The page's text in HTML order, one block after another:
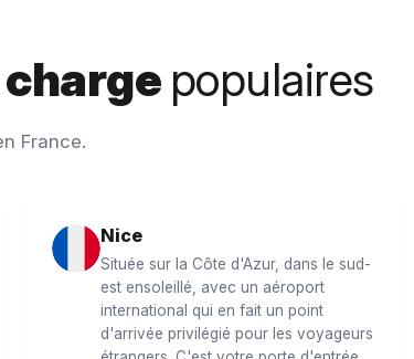
charge populaires
France.
Nice
Située sur la Côte d'Azur, dans le sud-
est ensoleillé, avec un aéroport
international qui en fait un point
d'arrivée privilégié pour les voyageurs